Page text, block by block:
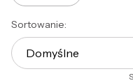
Lista
Sortowanie:
Domyślne